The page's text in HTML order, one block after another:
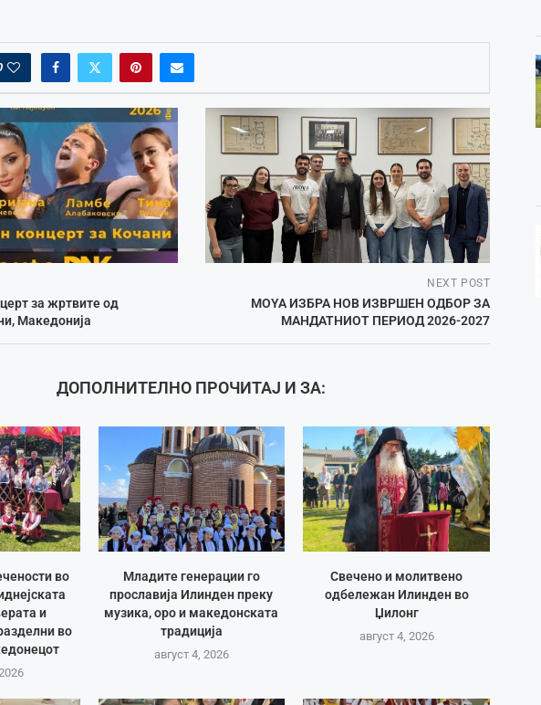
за жртвите од
Македонија
NEXT POST
MOYA ИЗБРА НОВ ИЗВРШЕН ОДБОР ЗА
МАНДАТНИОТ ПЕРИОД 2026-2027
ДОПОЛНИТЕЛНО ПРОЧИТАЈ И ЗА:
во
и
во
Младите генерации го
прославија Илинден преку
музика, оро и македонската
традиција
август 4, 2026
Свечено и молитвено
одбележан Илинден во
Џилонг
август 4, 2026